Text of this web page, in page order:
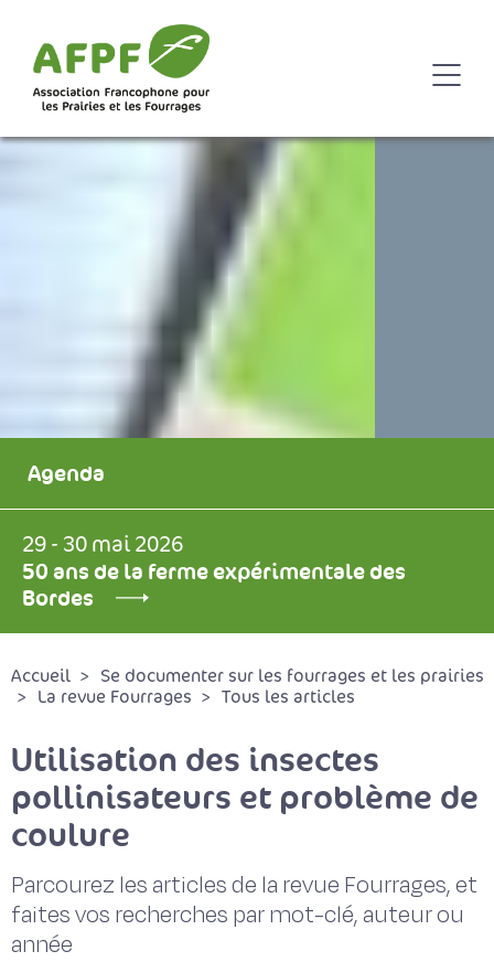
Agenda
29 - 30 mai 2026
50 ans de la ferme expérimentale des
Bordes
Accueil
Se documenter sur les fourrages et les prairies
La revue Fourrages
Tous les articles
Utilisation des insectes
pollinisateurs et problème de
coulure
Parcourez les articles de la revue Fourrages, et
faites vos recherches par mot-clé, auteur ou
année